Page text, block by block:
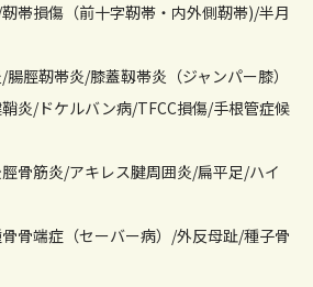
帯損傷（前十字靭帯・内外側靭帯)/半月
靭帯炎/膝蓋靱帯炎（ジャンパー膝）
炎/ドケルバン病/TFCC損傷/手根管症候
骨筋炎/アキレス腱周囲炎/扁平足/ハイ
症（セーバー病）/外反母趾/種子骨